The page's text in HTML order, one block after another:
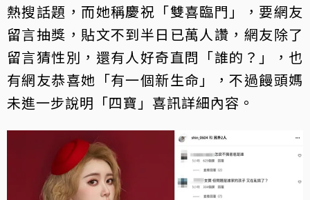
熱搜話題，而她稱慶祝「雙喜臨門」，要網友
留言抽獎，貼文不到半日已萬人讚，網友除了
留言猜性別，還有人好奇直問「誰的？」，也
有網友恭喜她「有一個新生命」，不過饅頭媽
未進一步說明「四寶」喜訊詳細內容。